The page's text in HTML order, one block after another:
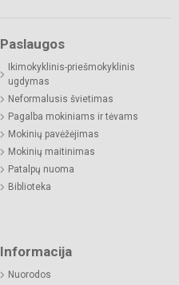
Paslaugos
Ikimokyklinis-priešmokyklinis
ugdymas
Neformalusis švietimas
Pagalba mokiniams ir tėvams
Mokinių pavėžėjimas
Mokinių maitinimas
Patalpų nuoma
Biblioteka
Informacija
Nuorodos